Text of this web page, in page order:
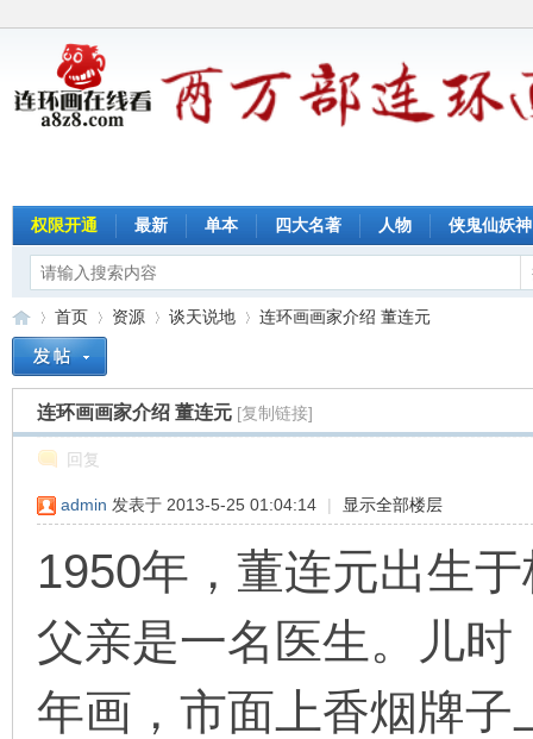
权限开通 最新 单本 四大名著 人物 侠鬼仙妖神
»
首页
›
资源
›
谈天说地
›
连环画画家介绍 董连元
连环画画家介绍 董连元 [复制链接]
回复
admin 发表于 2013-5-25 01:04:14 | 显示全部楼层
1950年，董连元出生
父亲是一名医生。儿
年画，市面上香烟牌